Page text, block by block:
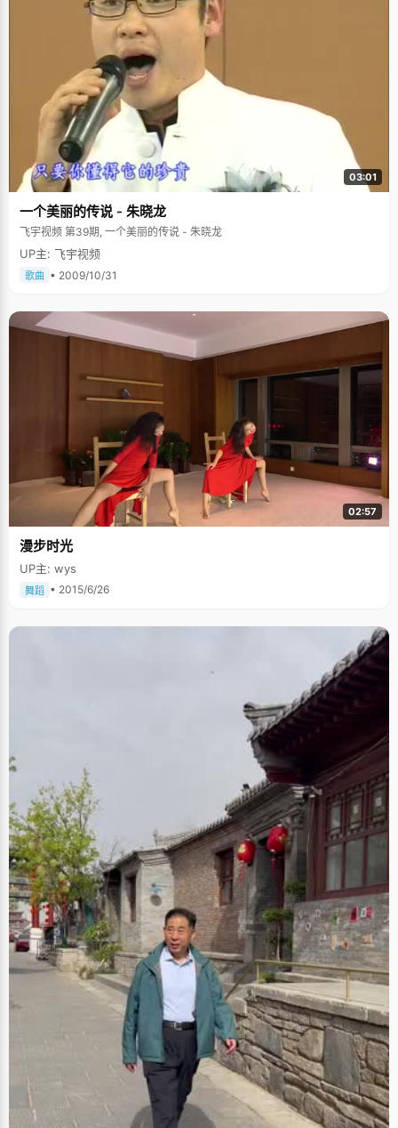
03:01
一个美丽的传说 - 朱晓龙
飞宇视频 第39期, 一个美丽的传说 - 朱晓龙
UP主: 飞宇视频
歌曲 • 2009/10/31
02:57
漫步时光
UP主: wys
舞蹈 • 2015/6/26